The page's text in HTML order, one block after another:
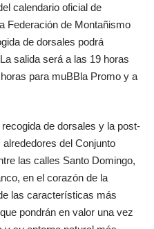
calendario oficial de
Federación de Montañismo
de dorsales podrá
salida será a las 19 horas
para muBBla Promo y a
de dorsales y la post-
del Conjunto
las calles Santo Domingo,
en el corazón de la
las características más
pondrán en valor una vez